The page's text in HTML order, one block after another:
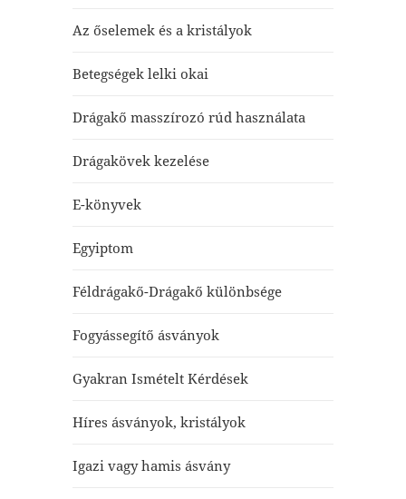
Az őselemek és a kristályok
Betegségek lelki okai
Drágakő masszírozó rúd használata
Drágakövek kezelése
E-könyvek
Egyiptom
Féldrágakő-Drágakő különbsége
Fogyássegítő ásványok
Gyakran Ismételt Kérdések
Híres ásványok, kristályok
Igazi vagy hamis ásvány